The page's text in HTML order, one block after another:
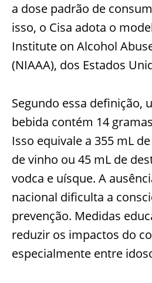
a dose padrão de
isso, o Cisa adota o
Institute on Alcohol
(NIAAA), dos Estados
Segundo essa definição,
bebida contém 14
Isso equivale a 355 mL
de vinho ou 45 mL de
vodca e uísque. A
nacional dificulta a
prevenção. Medidas
reduzir os impactos do
especialmente entre